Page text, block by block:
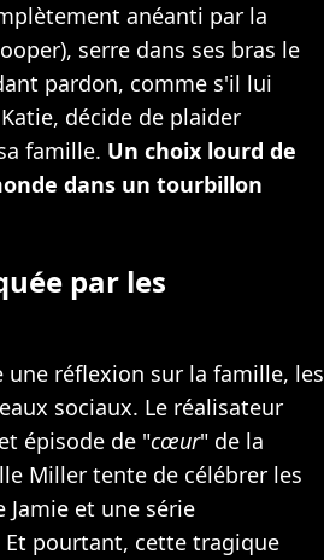
anéanti par la
serre dans ses bras le
pardon, comme s'il lui
décide de plaider
famille. Un choix lourd de
dans un tourbillon
par les
réflexion sur la famille, les
sociaux. Le réalisateur
épisode de "cœur" de la
Miller tente de célébrer les
Jamie et une série
pourtant, cette tragique